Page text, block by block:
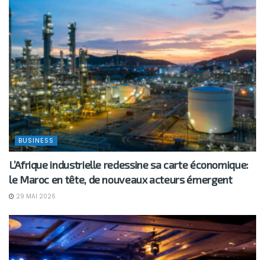
BUSINESS
L’Afrique industrielle redessine sa carte économique:
le Maroc en tête, de nouveaux acteurs émergent
29 MAI 2026